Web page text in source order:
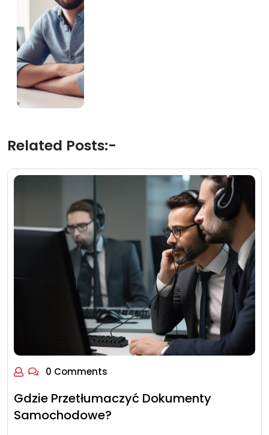
Related Posts:-
0 Comments
Gdzie Przetłumaczyć Dokumenty
Samochodowe?